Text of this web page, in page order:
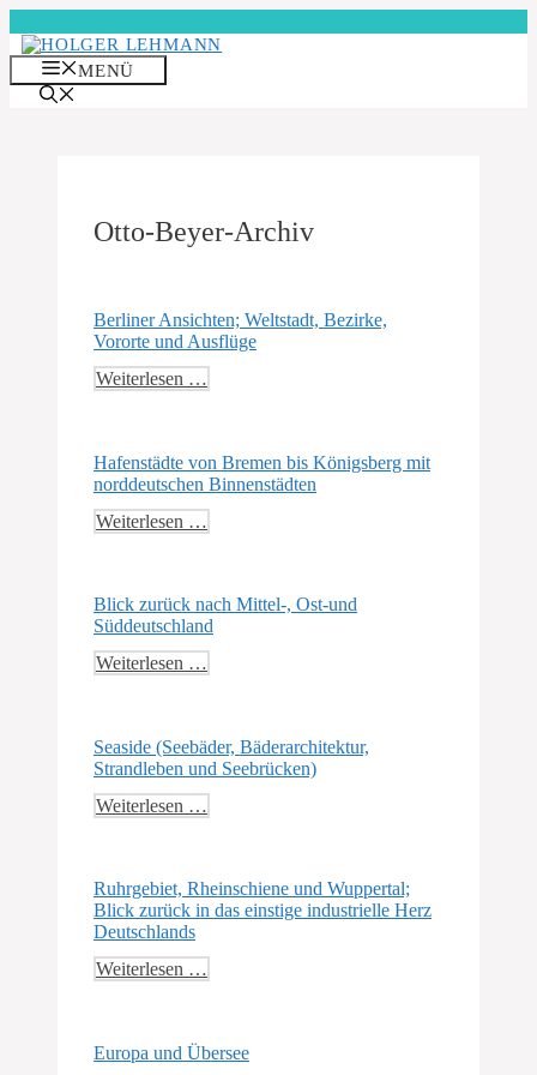
Inhalt
springen MENÜ
Otto-Beyer-Archiv
Berliner Ansichten; Weltstadt, Bezirke,
Vororte und Ausflüge
Weiterlesen …
Hafenstädte von Bremen bis Königsberg mit
norddeutschen Binnenstädten
Weiterlesen …
Blick zurück nach Mittel-, Ost-und
Süddeutschland
Weiterlesen …
Seaside (Seebäder, Bäderarchitektur,
Strandleben und Seebrücken)
Weiterlesen …
Ruhrgebiet, Rheinschiene und Wuppertal;
Blick zurück in das einstige industrielle Herz
Deutschlands
Weiterlesen …
Europa und Übersee